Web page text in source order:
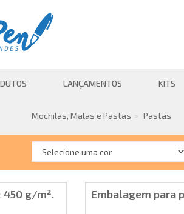
LANÇAMENTOS KITS
Mochilas, Malas e Pastas Pastas
450 g/m². Embalagem para